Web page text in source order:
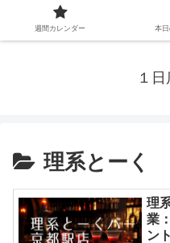
１
理系とーく
理
業
ン
週間カレンダー 本